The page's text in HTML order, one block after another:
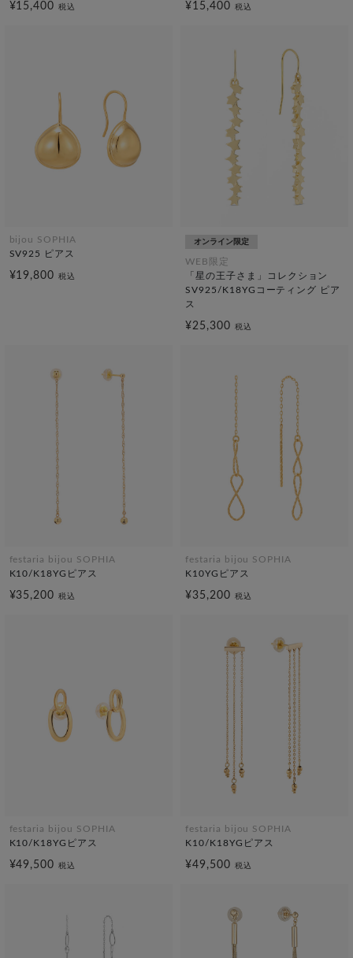
¥15,400税込 ¥15,400 税込
bijou SOPHIA
SV925 ピアス
¥19,800税込
オンライン限定
WEB限定
「星の王子さま」コレクション
SV925/K18YGコーティング ピア
ス
¥25,300 税込
festaria bijou SOPHIA
K10/K18YGピアス
¥35,200税込
festaria bijou SOPHIA
K10YGピアス
¥35,200 税込
festaria bijou SOPHIA
K10/K18YGピアス
¥49,500税込
festaria bijou SOPHIA
K10/K18YGピアス
¥49,500 税込